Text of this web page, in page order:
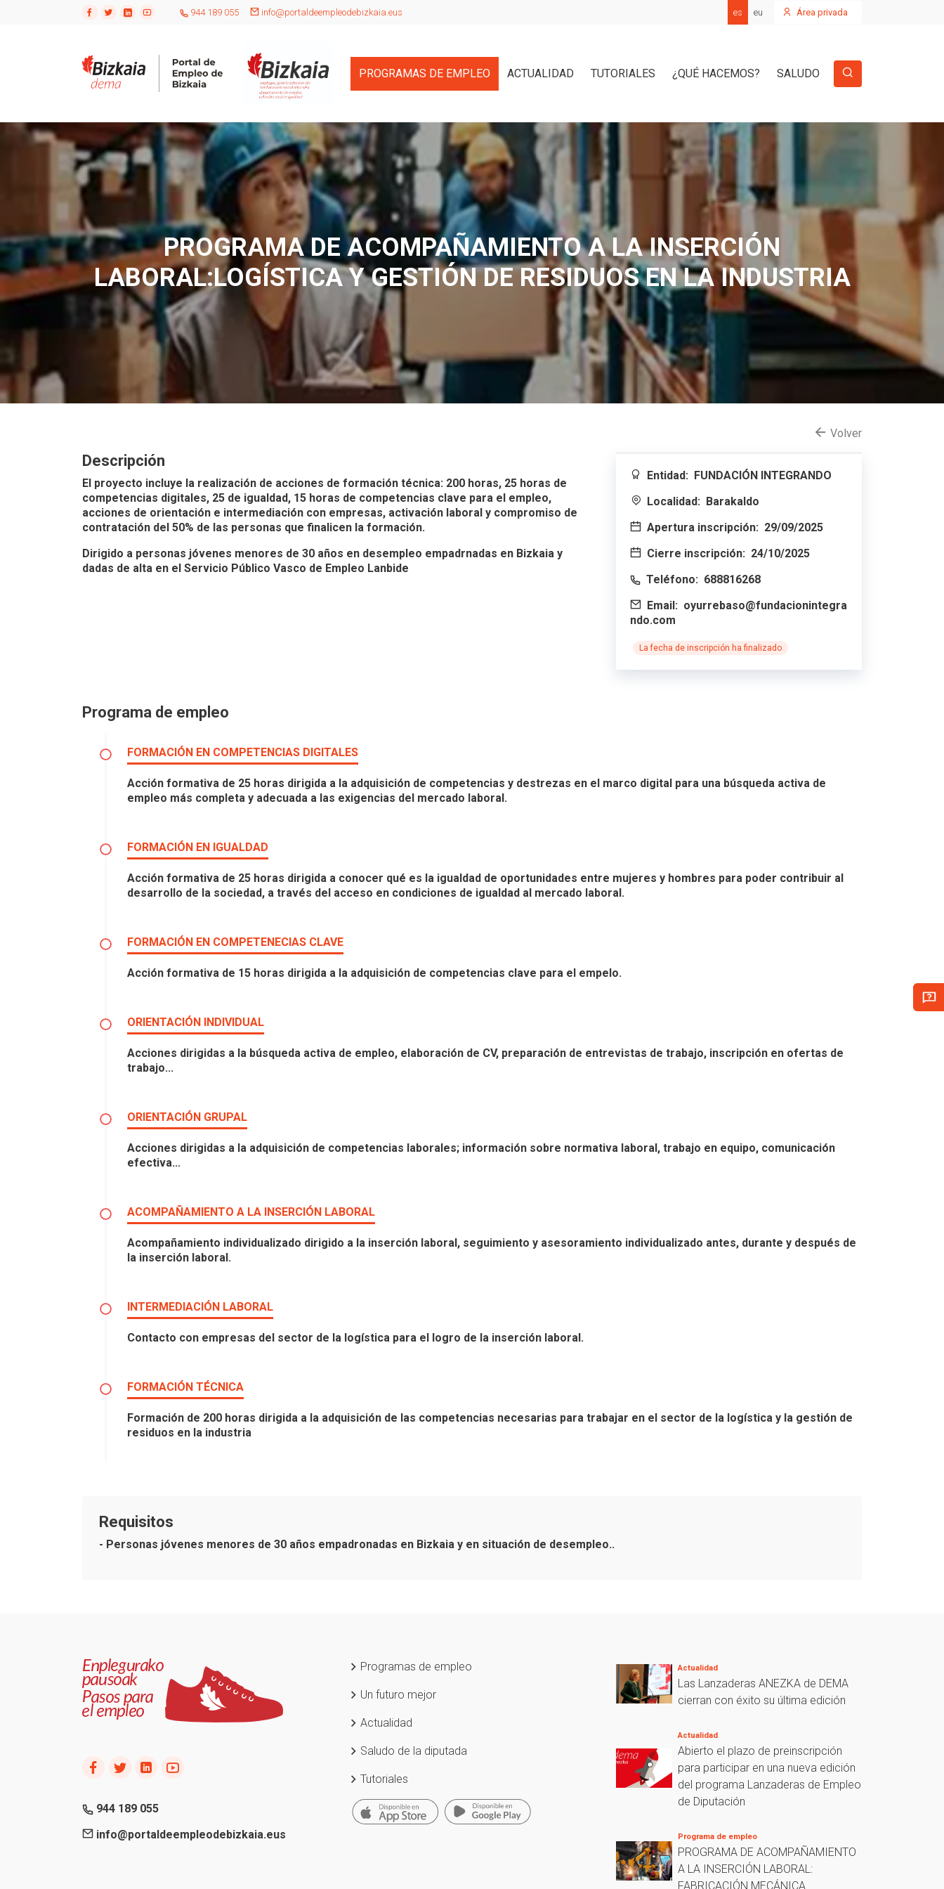
944 189 055 info@portaldeempleodebizkaia.eus es eu Área privada
PROGRAMAS DE EMPLEO ACTUALIDAD TUTORIALES ¿QUÉ HACEMOS? SALUDO
PROGRAMA DE ACOMPAÑAMIENTO A LA INSERCIÓN
LABORAL:LOGÍSTICA Y GESTIÓN DE RESIDUOS EN LA INDUSTRIA
Volver
Descripción
El proyecto incluye la realización de acciones de formación técnica: 200 horas, 25 horas de
competencias digitales, 25 de igualdad, 15 horas de competencias clave para el empleo,
acciones de orientación e intermediación con empresas, activación laboral y compromiso de
contratación del 50% de las personas que finalicen la formación.
Dirigido a personas jóvenes menores de 30 años en desempleo empadrnadas en Bizkaia y
dadas de alta en el Servicio Público Vasco de Empleo Lanbide
Entidad: FUNDACIÓN INTEGRANDO
Localidad: Barakaldo
Apertura inscripción: 29/09/2025
Cierre inscripción: 24/10/2025
Teléfono: 688816268
Email: oyurrebaso@fundacionintegra
ndo.com
La fecha de inscripción ha finalizado
Programa de empleo
FORMACIÓN EN COMPETENCIAS DIGITALES
Acción formativa de 25 horas dirigida a la adquisición de competencias y destrezas en el marco digital para una búsqueda activa de
empleo más completa y adecuada a las exigencias del mercado laboral.
FORMACIÓN EN IGUALDAD
Acción formativa de 25 horas dirigida a conocer qué es la igualdad de oportunidades entre mujeres y hombres para poder contribuir al
desarrollo de la sociedad, a través del acceso en condiciones de igualdad al mercado laboral.
FORMACIÓN EN COMPETENECIAS CLAVE
Acción formativa de 15 horas dirigida a la adquisición de competencias clave para el empelo.
ORIENTACIÓN INDIVIDUAL
Acciones dirigidas a la búsqueda activa de empleo, elaboración de CV, preparación de entrevistas de trabajo, inscripción en ofertas de
trabajo...
ORIENTACIÓN GRUPAL
Acciones dirigidas a la adquisición de competencias laborales; información sobre normativa laboral, trabajo en equipo, comunicación
efectiva...
ACOMPAÑAMIENTO A LA INSERCIÓN LABORAL
Acompañamiento individualizado dirigido a la inserción laboral, seguimiento y asesoramiento individualizado antes, durante y después de
la inserción laboral.
INTERMEDIACIÓN LABORAL
Contacto con empresas del sector de la logística para el logro de la inserción laboral.
FORMACIÓN TÉCNICA
Formación de 200 horas dirigida a la adquisición de las competencias necesarias para trabajar en el sector de la logística y la gestión de
residuos en la industria
Requisitos
- Personas jóvenes menores de 30 años empadronadas en Bizkaia y en situación de desempleo..
944 189 055
info@portaldeempleodebizkaia.eus
Programas de empleo
Un futuro mejor
Actualidad
Saludo de la diputada
Tutoriales
Actualidad
Las Lanzaderas ANEZKA de DEMA
cierran con éxito su última edición
Actualidad
Abierto el plazo de preinscripción
para participar en una nueva edición
del programa Lanzaderas de Empleo
de Diputación
Programa de empleo
PROGRAMA DE ACOMPAÑAMIENTO
A LA INSERCIÓN LABORAL:
FABRICACIÓN MECÁNICA